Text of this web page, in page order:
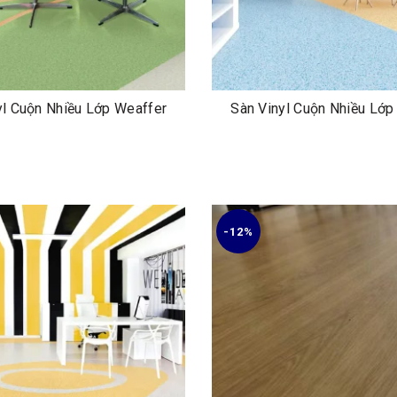
Cuộn Nhiều Lớp Weaffer Sàn Vinyl Cuộn Nhiều
-12%